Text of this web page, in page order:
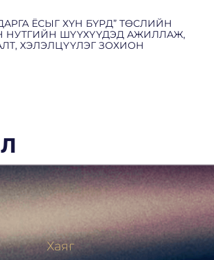
ЁСЫГ ХҮН БҮРД” ТӨСЛИЙН
НУТГИЙН ШҮҮХҮҮДЭД АЖИЛЛАЖ,
ХЭЛЭЛЦҮҮЛЭГ ЗОХИОН
Хаяг